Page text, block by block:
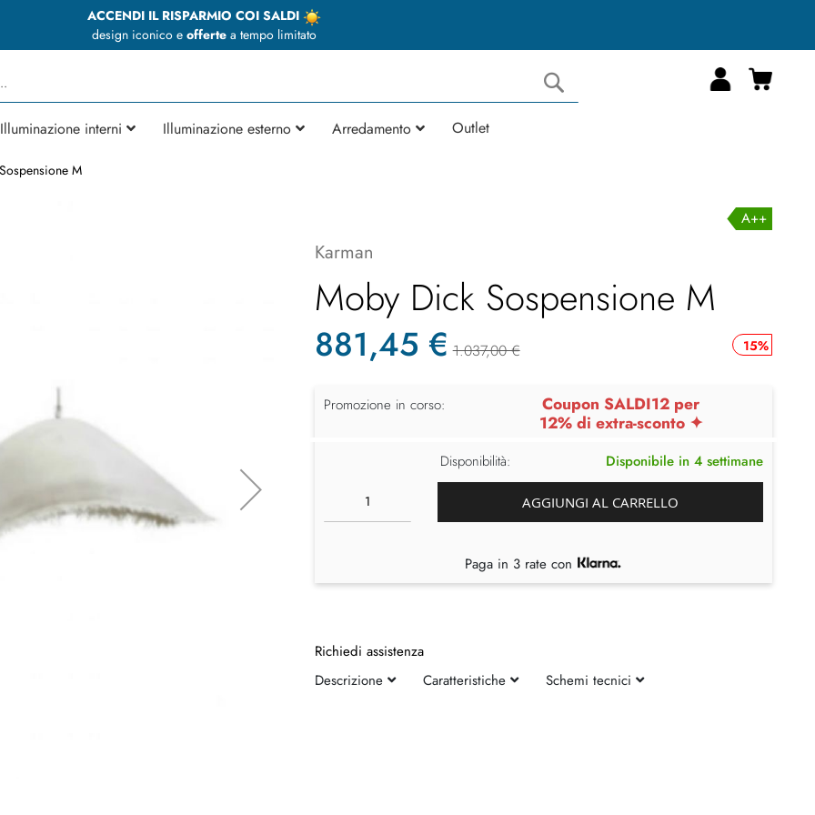
ACCENDI IL RISPARMIO COI SALDI
design iconico e offertea tempo limitato
Cerca
Carrello
Illuminazione interni Illuminazione esterno Arredamento Outlet
M
A++
Karman
Moby Dick Sospensione M
15%
881,45 € 1.037,00 €
Promozione in corso:
Coupon SALDI12 per
12% di extra-sconto ✦
Disponibilità: Disponibile in 4 settimane
AGGIUNGI AL CARRELLO
Paga in 3 rate con
Richiedi assistenza
Descrizione
Caratteristiche Schemi tecnici